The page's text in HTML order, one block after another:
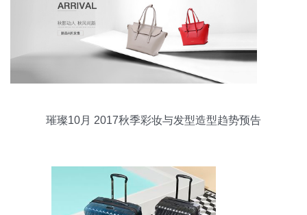
璀璨10月 2017秋季彩妆与发型造型趋势预告